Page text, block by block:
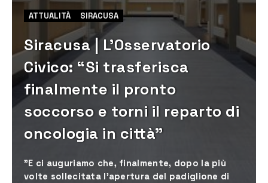
ATTUALITÀ SIRACUSA
Siracusa | L’Osservatorio
Civico: “Si trasferisca
finalmente il pronto
soccorso e torni il reparto di
oncologia in città”
"E ci auguriamo che, finalmente, dopo la più
volte sollecitata l’apertura del padiglione di